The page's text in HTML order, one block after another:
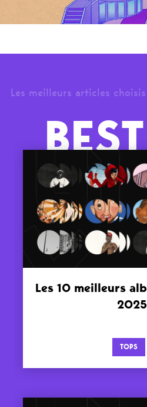
Les meilleurs articles
Les 10 meilleurs
2025
TOPS